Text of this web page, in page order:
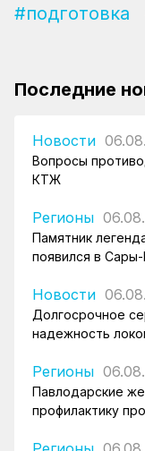
#подготовка
Последние
Новости
Вопросы
КТЖ
Регионы
Памятник
появился в
Новости
Долгосрочное
надежность
Регионы
Павлодарские
профилактику